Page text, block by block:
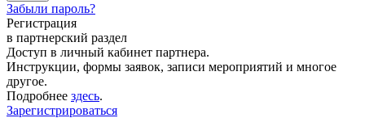
Забыли пароль?
Регистрация
в партнерский раздел
Доступ в личный кабинет партнера.
Инструкции, формы заявок, записи мероприятий и многое
другое.
Подробнее здесь.
Зарегистрироваться